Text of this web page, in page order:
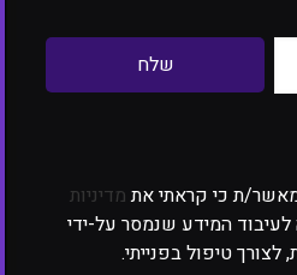
כדי להבטיח שהחקירה
בחקירות סייבר
רבים. המשרד מצויד בכלים
ת כי קראתי אתמדיניות
המידע שנמסר על-ידי
לצורך טיפול בפנייתי.